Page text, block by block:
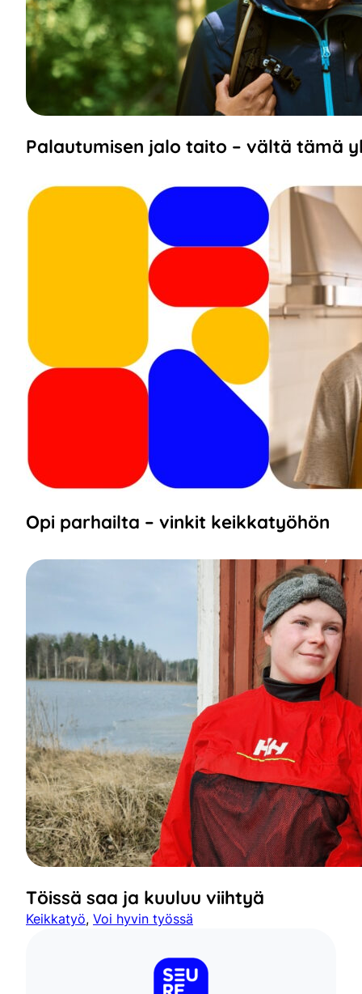
Palautumisen jalo taito – vältä tämä
Opi parhailta – vinkit keikkatyöhön
Töissä saa ja kuuluu viihtyä
Keikkatyö, Voi hyvin työssä